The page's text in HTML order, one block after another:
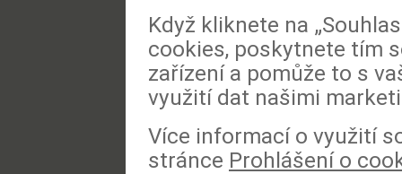
Když kliknete na
cookies, poskytnete tím
zařízení a pomůže to s
využití dat našimi
Více informací o využití
stránce Prohlášení o